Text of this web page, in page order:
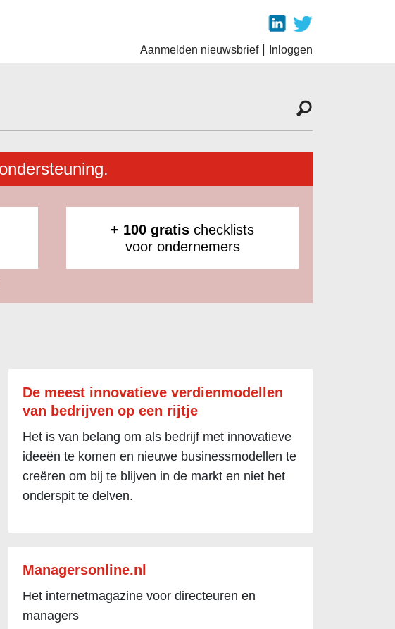
Aanmelden nieuwsbrief| Inloggen
+ 100 gratis checklists
voor ondernemers
De meest innovatieve verdienmodellen
van bedrijven op een rijtje
Het is van belang om als bedrijf met innovatieve
ideeën te komen en nieuwe businessmodellen te
creëren om bij te blijven in de markt en niet het
onderspit te delven.
Managersonline.nl
Het internetmagazine voor directeuren en
managers